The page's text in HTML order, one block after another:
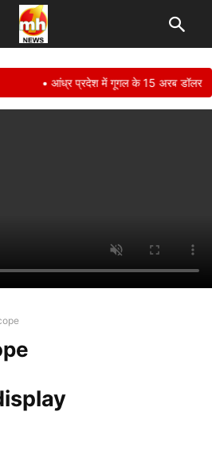
• आंध्र प्रदेश में गूगल के 15 अरब डॉलर के